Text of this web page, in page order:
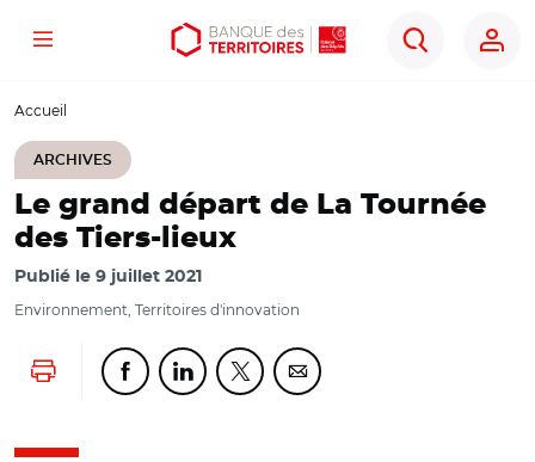
Aller
contenu
Aller
menu
Ouvrir
outils
Menu
Rechercher
Accueil
ARCHIVES
Le grand départ de La Tournée
des Tiers-lieux
Publié le 9 juillet 2021
Environnement, Territoires d'innovation
Lancer l'impressionPartager cette page sur Facebook
Partager cette page sur Linkedin
Partager cette page sur Twitter
Partager cette page sur